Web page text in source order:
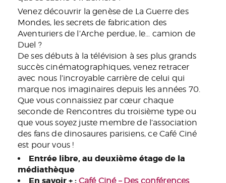
Venez découvrir la genèse de La Guerre des
Mondes, les secrets de fabrication des
Aventuriers de l’Arche perdue, le… camion de
Duel ?
De ses débuts à la télévision à ses plus grands
succès cinématographiques, venez retracer
avec nous l’incroyable carrière de celui qui
marque nos imaginaires depuis les années 70.
Que vous connaissiez par cœur chaque
seconde de Rencontres du troisième type ou
que vous soyez juste membre de l’association
des fans de dinosaures parisiens, ce Café Ciné
est pour vous !
Entrée libre, au deuxième étage de la
médiathèque
En savoir + : Café Ciné – Des conférences